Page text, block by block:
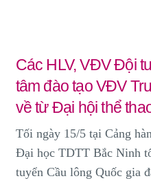
Các HLV, VĐV Đội
tâm đào tạo VĐV
về từ Đại hội thể
Tối ngày 15/5 tại Cảng
Đại học TDTT Bắc Ninh
tuyển Cầu lông Quốc gia